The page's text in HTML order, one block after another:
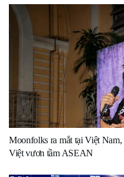
Moonfolks ra mắt tại Việt
Việt vươn tầm ASEAN